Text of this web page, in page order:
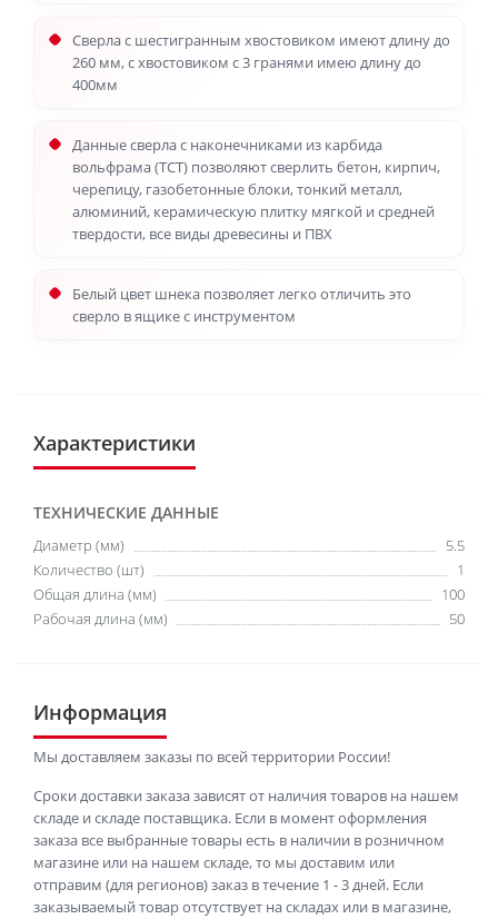
Сверла с шестигранным хвостовиком имеют длину до
260 мм, с хвостовиком с 3 гранями имею длину до
400мм
Данные сверла с наконечниками из карбида
вольфрама (TCT) позволяют сверлить бетон, кирпич,
черепицу, газобетонные блоки, тонкий металл,
алюминий, керамическую плитку мягкой и средней
твердости, все виды древесины и ПВХ
Белый цвет шнека позволяет легко отличить это
сверло в ящике с инструментом
Характеристики
ТЕХНИЧЕСКИЕ ДАННЫЕ
Диаметр (мм)
5.5
Количество (шт)
1
Общая длина (мм)
100
Рабочая длина (мм)
50
Информация
Мы доставляем заказы по всей территории России!
Сроки доставки заказа зависят от наличия товаров на нашем
складе и складе поставщика. Если в момент оформления
заказа все выбранные товары есть в наличии в розничном
магазине или на нашем складе, то мы доставим или
отправим (для регионов) заказ в течение 1 - 3 дней. Если
заказываемый товар отсутствует на складах или в магазине,